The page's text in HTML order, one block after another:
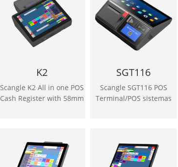
K2
Scangle K2 All in one POS
Cash Register with 58mm
SGT116
Scangle SGT116 POS
Terminal/POS sistemas
Windows o Android OS